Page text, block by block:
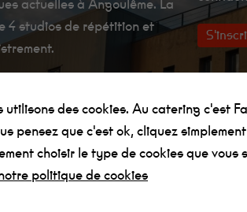
actuelles à Angoulême. La
4 studios de répétition et
- Tous droits réservés - Création
utilisons des cookies. Au catering c'est
pensez que c'est ok, cliquez
choisir le type de cookies que vous
politique de cookies